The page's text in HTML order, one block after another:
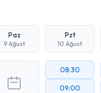
Paz
9 Ağust
Pzt
10 Ağust
08:30
09:00